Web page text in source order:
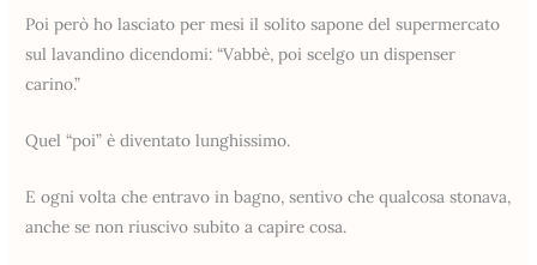
Poi però ho lasciato per mesi il solito sapone del supermercato
sul lavandino dicendomi: “Vabbè, poi scelgo un dispenser
carino.”
Quel “poi” è diventato lunghissimo.
E ogni volta che entravo in bagno, sentivo che qualcosa stonava,
anche se non riuscivo subito a capire cosa.